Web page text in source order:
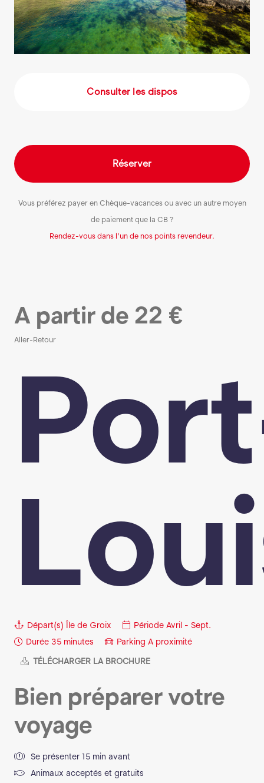
Consulter les dispos
Réserver
Vous préférez payer en Chèque-vacances ou avec un autre moyen
de paiement que la CB ?
Rendez-vous dans l’un de nos points revendeur.
A partir de 22 €
Aller-Retour
Départ(s) Île de Groix Période Avril - Sept.
Durée 35 minutes Parking A proximité
TÉLÉCHARGER LA BROCHURE
Bien préparer votre
voyage
Se présenter 15 min avant
Animaux acceptés et gratuits